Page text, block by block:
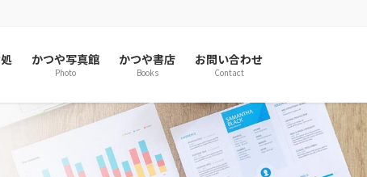
かつや写真館
Photo
かつや書店
Books
お問い合わせ
Contact